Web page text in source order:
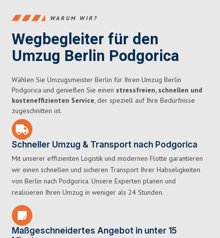
WARUM WIR?
Wegbegleiter für den
Umzug Berlin Podgorica
Wählen Sie Umzugsmeister Berlin für Ihren Umzug Berlin
Podgorica und genießen Sie einen stressfreien, schnellen und
kosteneffizienten Service, der speziell auf Ihre Bedürfnisse
zugeschnitten ist.
Schneller Umzug & Transport nach Podgorica
Mit unserer effizienten Logistik und modernen Flotte garantieren
wir einen schnellen und sicheren Transport Ihrer Habseligkeiten
von Berlin nach Podgorica. Unsere Experten planen und
realisieren Ihren Umzug in weniger als 24 Stunden.
Maßgeschneidertes Angebot in unter 15